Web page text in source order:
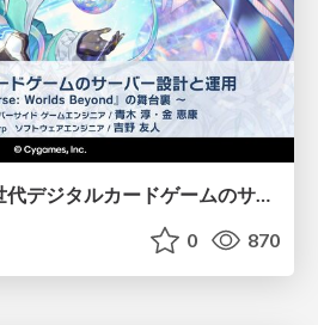
【CEDEC2026】次世代デジタルカードゲームのサーバー設計と運用 〜『Shadowverse: Worlds Beyond』の舞台裏～
0 870